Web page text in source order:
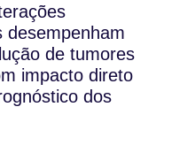
desempenham
de tumores
impacto direto
dos